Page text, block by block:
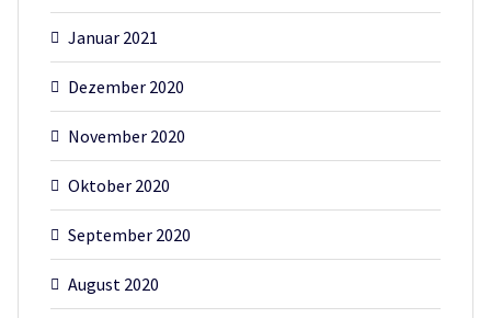
Januar 2021
Dezember 2020
November 2020
Oktober 2020
September 2020
August 2020